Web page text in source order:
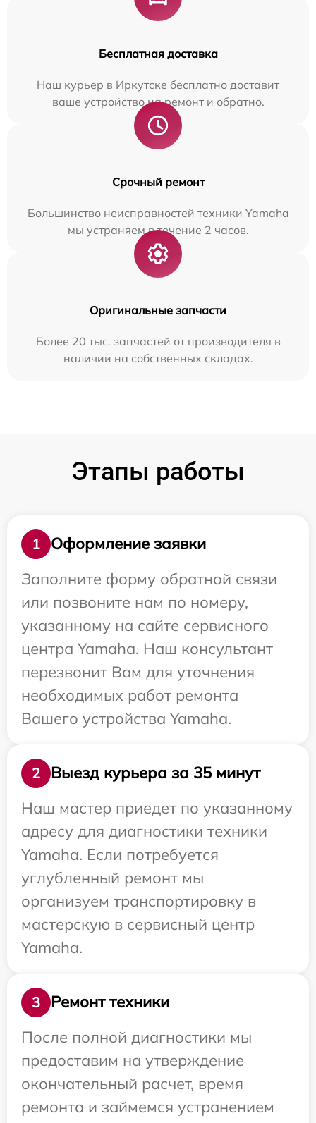
Бесплатная доставка
Наш курьер в Иркутске бесплатно доставит
ваше устройство на ремонт и обратно.
Срочный ремонт
Большинство неисправностей техники Yamaha
мы устраняем в течение 2 часов.
Оригинальные запчасти
Более 20 тыс. запчастей от производителя в
наличии на собственных складах.
Этапы работы
1
Оформление заявки
Заполните форму обратной связи
или позвоните нам по номеру,
указанному на сайте сервисного
центра Yamaha. Наш консультант
перезвонит Вам для уточнения
необходимых работ ремонта
Вашего устройства Yamaha.
2
Выезд курьера за 35 минут
Наш мастер приедет по указанному
адресу для диагностики техники
Yamaha. Если потребуется
углубленный ремонт мы
организуем транспортировку в
мастерскую в сервисный центр
Yamaha.
3
Ремонт техники
После полной диагностики мы
предоставим на утверждение
окончательный расчет, время
ремонта и займемся устранением